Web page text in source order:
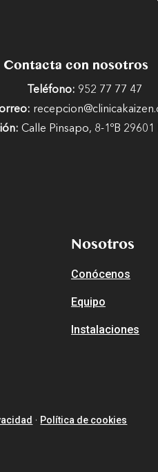
Contacta con nosotros
Teléfono: 952 77 77 47
Calle Pinsapo, 8-1ºB
Nosotros
Conócenos
Equipo
Instalaciones
· Política de cookies